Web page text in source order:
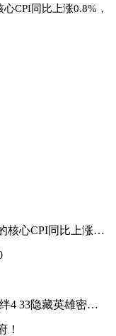
CPI同比上涨0.8%，
上涨0.8% 涨幅保持稳定
33隐藏英雄密码）
！